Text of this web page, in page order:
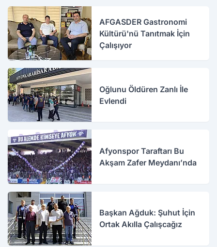
AFGASDER Gastronomi
Kültürü'nü Tanıtmak İçin
Çalışıyor
Oğlunu Öldüren Zanlı İle
Evlendi
Afyonspor Taraftarı Bu
Akşam Zafer Meydanı’nda
Başkan Ağduk: Şuhut İçin
Ortak Akılla Çalışcağız